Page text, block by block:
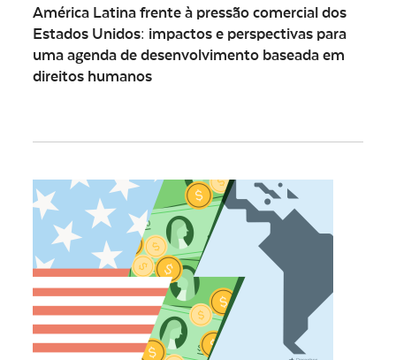
América Latina frente à pressão comercial dos
Estados Unidos: impactos e perspectivas para
uma agenda de desenvolvimento baseada em
direitos humanos